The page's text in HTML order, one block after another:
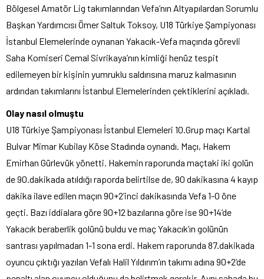
Bölgesel Amatör Lig takımlarından Vefa’nın Altyapılardan Sorumlu
Başkan Yardımcısı Ömer Saltuk Toksoy, U18 Türkiye Şampiyonası
İstanbul Elemelerinde oynanan Yakacık-Vefa maçında görevli
Saha Komiseri Cemal Sivrikaya’nın kimliği henüz tespit
edilemeyen bir kişinin yumruklu saldırısına maruz kalmasının
ardından takımlarını İstanbul Elemelerinden çektiklerini açıkladı.
Olay nasıl olmuştu
U18 Türkiye Şampiyonası İstanbul Elemeleri 10.Grup maçı Kartal
Bulvar Mimar Kubilay Köse Stadında oynandı. Maçı, Hakem
Emirhan Gürlevük yönetti. Hakemin raporunda maçtaki iki golün
de 90.dakikada atıldığı raporda belirtilse de, 90 dakikasına 4 kayıp
dakika ilave edilen maçın 90+2’inci dakikasında Vefa 1-0 öne
geçti. Bazı iddialara göre 90+12 bazılarına göre ise 90+14’de
Yakacık beraberlik golünü buldu ve maç Yakacık’ın golünün
santrası yapılmadan 1-1 sona erdi. Hakem raporunda 87.dakikada
oyuncu çıktığı yazılan Vefalı Halil Yıldırım’ın takımı adına 90+2’de